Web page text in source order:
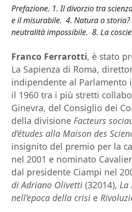
Prefazione. 1. Il divorzio tra
e il misurabile. 4. Natura o
neutralità impossibile. 8. La
Franco Ferrarotti, è stato
La Sapienza di Roma,
indipendente al Parlamento
il 1960 tra i più stretti
Ginevra, del Consiglio dei
della divisioneFacteurs
d’études alla Maison des
insignito del premio per la
nel 2001 e nominato
dal presidente Ciampi nel
di Adriano Olivetti (32014),La
nell’epoca della crisi e